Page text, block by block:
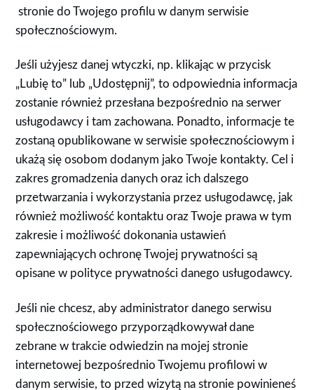
stronie do Twojego profilu w danym serwisie
społecznościowym.
Jeśli użyjesz danej wtyczki, np. klikając w przycisk
„Lubię to” lub „Udostępnij”, to odpowiednia informacja
zostanie również przesłana bezpośrednio na serwer
usługodawcy i tam zachowana. Ponadto, informacje te
zostaną opublikowane w serwisie społecznościowym i
ukażą się osobom dodanym jako Twoje kontakty. Cel i
zakres gromadzenia danych oraz ich dalszego
przetwarzania i wykorzystania przez usługodawcę, jak
również możliwość kontaktu oraz Twoje prawa w tym
zakresie i możliwość dokonania ustawień
zapewniających ochronę Twojej prywatności są
opisane w polityce prywatności danego usługodawcy.
Jeśli nie chcesz, aby administrator danego serwisu
społecznościowego przyporządkowywał dane
zebrane w trakcie odwiedzin na mojej stronie
internetowej bezpośrednio Twojemu profilowi w
danym serwisie, to przed wizytą na stronie powinieneś